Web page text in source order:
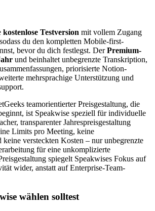
kostenlose Testversion mit vollem Zugang
du den kompletten Mobile-first-
bevor du dich festlegst. DerPremium-
und beinhaltet unbegrenzte Transkription,
priorisierte Notion-
mehrsprachige Unterstützung und
teamorientierter Preisgestaltung, die
ist Speakwise speziell für individuelle
transparenter Jahrespreisgestaltung
Limits pro Meeting, keine
versteckten Kosten – nur unbegrenzte
für eine unkomplizierte
spiegelt Speakwises Fokus auf
wider, anstatt auf Enterprise-Team-
wählen solltest